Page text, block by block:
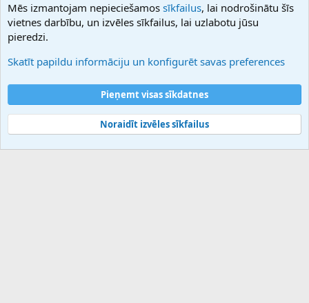
Hostmaria
Atbalsts
Palīdzība
Noteikumi un nosacījumi
Privātuma politika
Community platform by XenForo® © 2010-2025 XenForo Ltd.
Mēs izmantojam nepieciešamos sīkfailus, lai nodrošinātu šīs
vietnes darbību, un izvēles sīkfailus, lai uzlabotu jūsu
pieredzi.
Skatīt papildu informāciju un konfigurēt savas preferences
Pieņemt visas sīkdatnes
Noraidīt izvēles sīkfailus